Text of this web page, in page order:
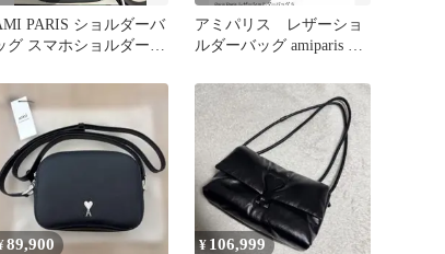
PARIS ショルダーバ
グ スマホショルダー
アミパリス レザーショ
ルダーバッグ amiparis ト
89,900 ¥ 106,999